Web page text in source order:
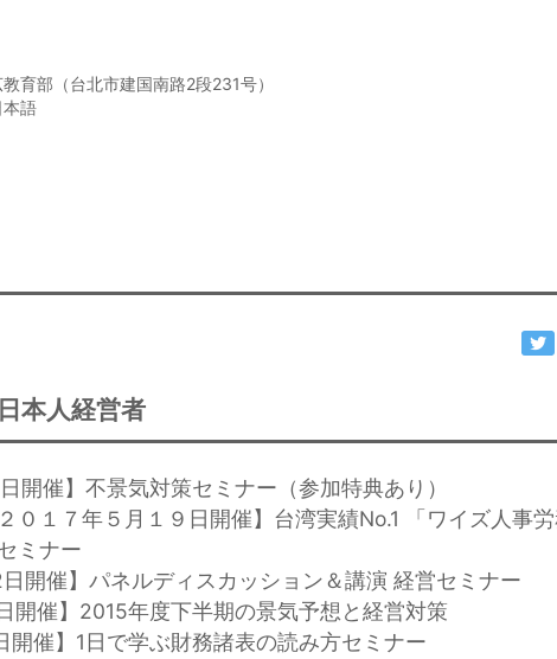
育部（台北市建国南路2段231号）
本語
本人経営者
開催】不景気対策セミナー（参加特典あり）
０１７年５月１９日開催】台湾実績No.1 「ワイズ人事
ミナー
開催】パネルディスカッション＆講演 経営セミナー
開催】2015年度下半期の景気予想と経営対策
開催】1日で学ぶ財務諸表の読み方セミナー